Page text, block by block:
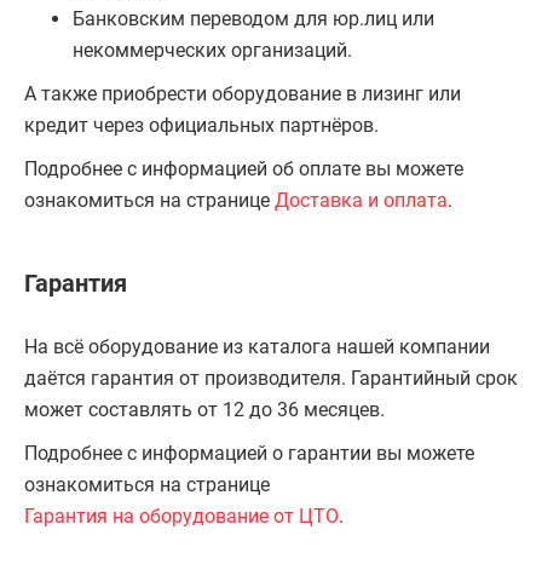
Банковским переводом для юр.лиц или
некоммерческих организаций.
А также приобрести оборудование в лизинг или
кредит через официальных партнёров.
Подробнее с информацией об оплате вы можете
ознакомиться на странице Доставка и оплата.
Гарантия
На всё оборудование из каталога нашей компании
даётся гарантия от производителя. Гарантийный срок
может составлять от 12 до 36 месяцев.
Подробнее с информацией о гарантии вы можете
ознакомиться на странице
Гарантия на оборудование от ЦТО.